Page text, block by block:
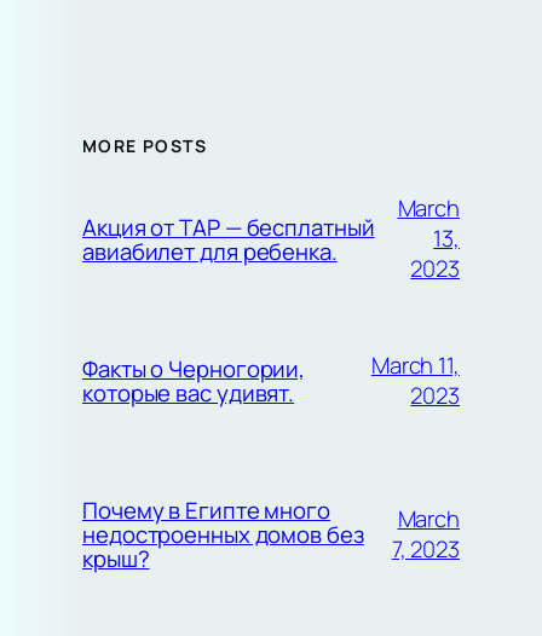
MORE POSTS
Акция от TAP — бесплатный
авиабилет для ребенка.
March
13,
2023
Факты о Черногории,
которые вас удивят.
March 11,
2023
Почему в Египте много
недостроенных домов без
крыш?
March
7, 2023